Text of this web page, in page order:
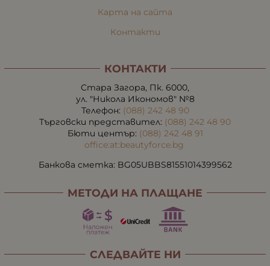
Карта на сайта
Контакти
КОНТАКТИ
Стара Загора, Пк. 6000,
ул. "Никола Икономов" №8
Телефон: (088) 242 48 90
Търговски представител: (088) 242 48 90
Бюти център: (088) 242 48 91
office:at:beautyforce.bg
Банкова сметка: BG05UBBS81551014399562
МЕТОДИ НА ПЛАЩАНЕ
СЛЕДВАЙТЕ НИ